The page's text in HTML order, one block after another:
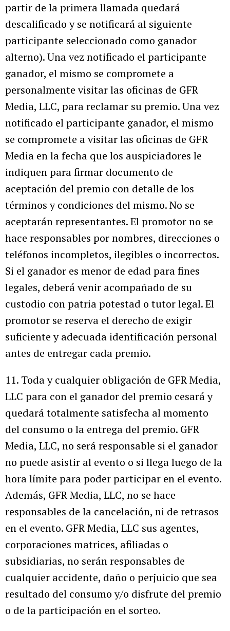
partir de la primera llamada quedará
descalificado y se notificará al siguiente
participante seleccionado como ganador
alterno). Una vez notificado el participante
ganador, el mismo se compromete a
personalmente visitar las oficinas de GFR
Media, LLC, para reclamar su premio. Una vez
notificado el participante ganador, el mismo
se compromete a visitar las oficinas de GFR
Media en la fecha que los auspiciadores le
indiquen para firmar documento de
aceptación del premio con detalle de los
términos y condiciones del mismo. No se
aceptarán representantes. El promotor no se
hace responsables por nombres, direcciones o
teléfonos incompletos, ilegibles o incorrectos.
Si el ganador es menor de edad para fines
legales, deberá venir acompañado de su
custodio con patria potestad o tutor legal. El
promotor se reserva el derecho de exigir
suficiente y adecuada identificación personal
antes de entregar cada premio.
11. Toda y cualquier obligación de GFR Media,
LLC para con el ganador del premio cesará y
quedará totalmente satisfecha al momento
del consumo o la entrega del premio. GFR
Media, LLC, no será responsable si el ganador
no puede asistir al evento o si llega luego de la
hora límite para poder participar en el evento.
Además, GFR Media, LLC, no se hace
responsables de la cancelación, ni de retrasos
en el evento. GFR Media, LLC sus agentes,
corporaciones matrices, afiliadas o
subsidiarias, no serán responsables de
cualquier accidente, daño o perjuicio que sea
resultado del consumo y/o disfrute del premio
o de la participación en el sorteo.